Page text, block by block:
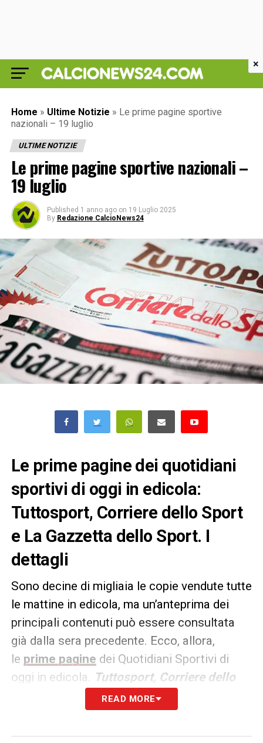
Home » Ultime Notizie » Le prime pagine sportive
nazionali – 19 luglio
ULTIME NOTIZIE
Le prime pagine sportive nazionali –
19 luglio
Published 1 anno ago on 19 Luglio 2025
By Redazione CalcioNews24
Le prime pagine dei quotidiani
sportivi di oggi in edicola:
Tuttosport, Corriere dello Sport
e La Gazzetta dello Sport. I
dettagli
Sono decine di migliaia le copie vendute tutte
le mattine in edicola, ma un’anteprima dei
principali contenuti può essere consultata
già dalla sera precedente. Ecco, allora,
le prime pagine dei Quotidiani Sportivi di
oggi in edicola.
Tuttosport, Corriere dello
Sport e La Gazzetta dello
rappresentano i principali quotidiani
READ MORE
×